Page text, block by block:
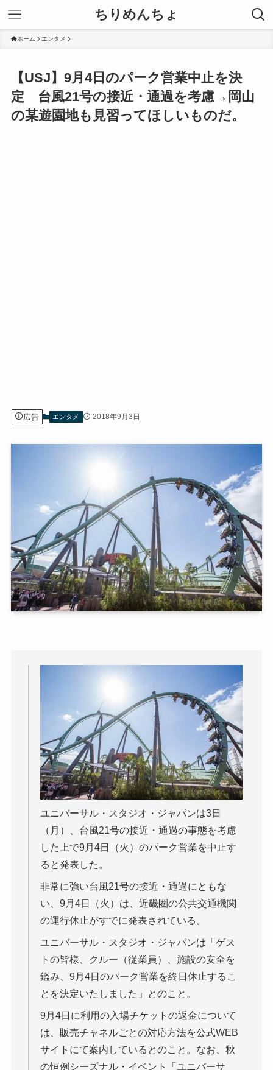
ちりめんちょ
ホーム エンタメ
【USJ】9月4日のパーク営業中止を決
定 台風21号の接近・通過を考慮→岡山
の某遊園地も見習ってほしいものだ。
広告 エンタメ 2018年9月3日
ユニバーサル・スタジオ・ジャパンは3日
（月）、台風21号の接近・通過の事態を考慮
した上で9月4日（火）のパーク営業を中止す
ると発表した。
非常に強い台風21号の接近・通過にともな
い、9月4日（火）は、近畿圏の公共交通機関
の運行休止がすでに発表されている。
ユニバーサル・スタジオ・ジャパンは「ゲス
トの皆様、クルー（従業員）、施設の安全を
鑑み、9月4日のパーク営業を終日休止するこ
とを決定いたしました」とのこと。
9月4日に利用の入場チケットの返金について
は、販売チャネルごとの対応方法を公式WEB
サイトにて案内しているとのこと。なお、秋
の恒例シーズナル・イベント「ユニバーサ